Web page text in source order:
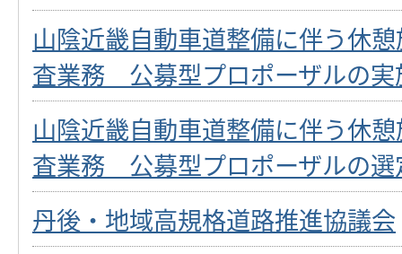
山陰近畿自動車道整備に伴う休
査業務 公募型プロポーザルの実
山陰近畿自動車道整備に伴う休
査業務 公募型プロポーザルの選
丹後・地域高規格道路推進協議会